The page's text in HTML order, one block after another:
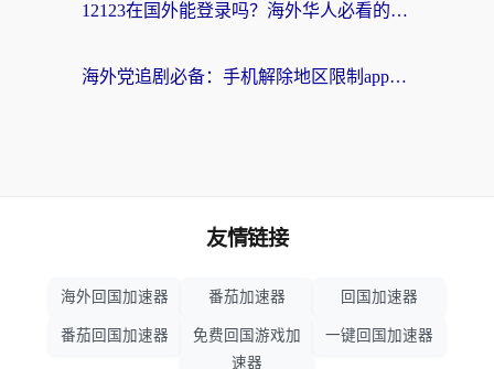
12123在国外能登录吗？海外华人必看的回国加速实用指南
海外党追剧必备：手机解除地区限制app怎么选？解决央视视频&国内剧地区限制全指南
友情链接
海外回国加速器 番茄加速器 回国加速器
番茄回国加速器
免费回国游戏加
速器
一键回国加速器